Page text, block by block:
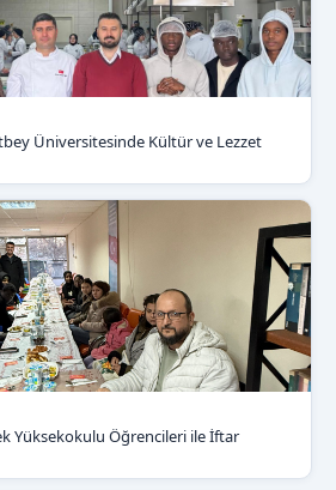
Üniversitesinde Kültür ve Lezzet
Yüksekokulu Öğrencileri ile İftar